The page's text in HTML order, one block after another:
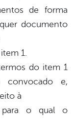
de forma
documento
1.
do item 1
convocado e,
à
para o qual o